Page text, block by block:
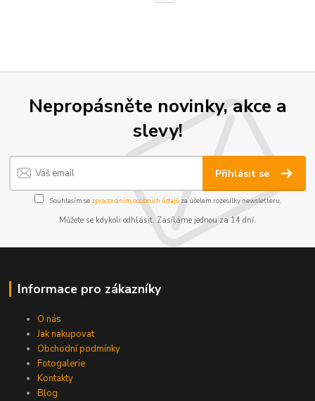
Nepropásněte novinky, akce a
slevy!
Přihlásit se
Souhlasím se zpracováním osobních údajůza účelem rozesílky newsletteru.
Můžete se kdykoli odhlásit. Zasíláme jednou za 14 dní.
Informace pro zákazníky
O nás
Jak nakupovat
Obchodní podmínky
Fotogalerie
Kontakty
Blog